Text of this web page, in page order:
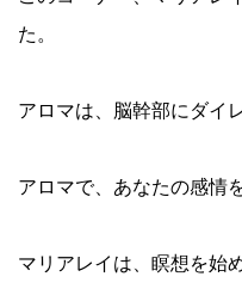
た。
アロマは、脳幹部にダイ
アロマで、あなたの感情
マリアレイは、瞑想を始